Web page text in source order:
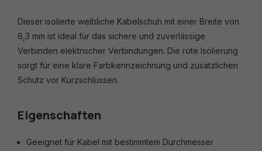
Dieser isolierte weibliche Kabelschuh mit einer Breite von
6,3 mm ist ideal für das sichere und zuverlässige
Verbinden elektrischer Verbindungen. Die rote Isolierung
sorgt für eine klare Farbkennzeichnung und zusätzlichen
Schutz vor Kurzschlüssen.
Eigenschaften
Geeignet für Kabel mit bestimmtem Durchmesser